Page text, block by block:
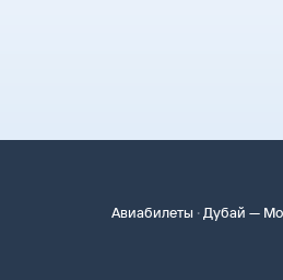
Авиабилеты · Дубай —